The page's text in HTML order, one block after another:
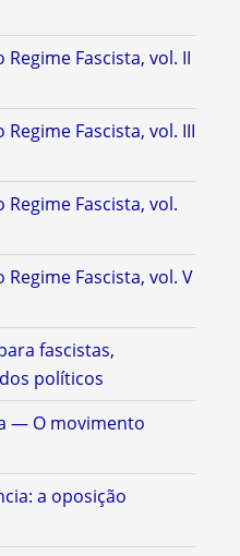
Fascista, vol. II
Fascista, vol. III
Fascista, vol.
Fascista, vol. V
fascistas,
políticos
— O movimento
a oposição